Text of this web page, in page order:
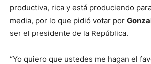
productiva, rica y está produciendo
media, por lo que pidió votar por
ser el presidente de la República.
“Yo quiero que ustedes me hagan el